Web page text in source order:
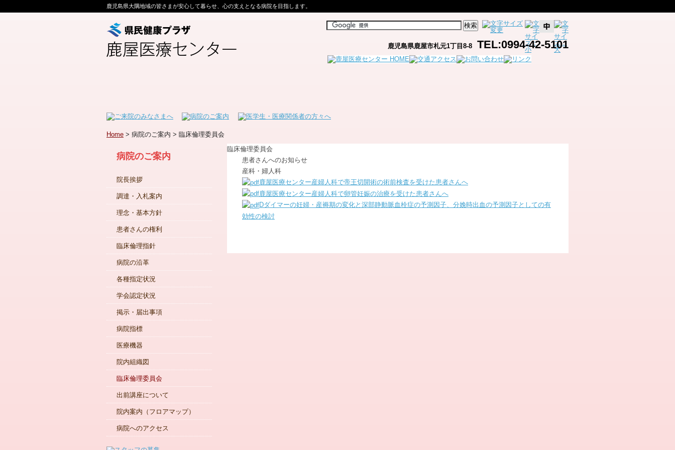
鹿児島県大隅地域の皆さまが安心して暮らせ、心の支えとなる病院を目指します。
鹿児島県鹿屋市札元1丁目8-8 TEL:0994-42-5101
Home > 病院のご案内 > 臨床倫理委員会
臨床倫理委員会
患者さんへのお知らせ
産科・婦人科
鹿屋医療センター産婦人科で帝王切開術の術前検査を受けた患者さんへ
鹿屋医療センター産婦人科で卵管妊娠の治療を受けた患者さんへ
Dダイマーの妊婦・産褥期の変化と深部静動脈血栓症の予測因子、分娩時出血の予測因子としての有
効性の検討
病院のご案内
院長挨拶
調達・入札案内
理念・基本方針
患者さんの権利
臨床倫理指針
病院の沿革
各種指定状況
学会認定状況
掲示・届出事項
病院指標
医療機器
院内組織図
臨床倫理委員会
出前講座について
院内案内（フロアマップ）
病院へのアクセス